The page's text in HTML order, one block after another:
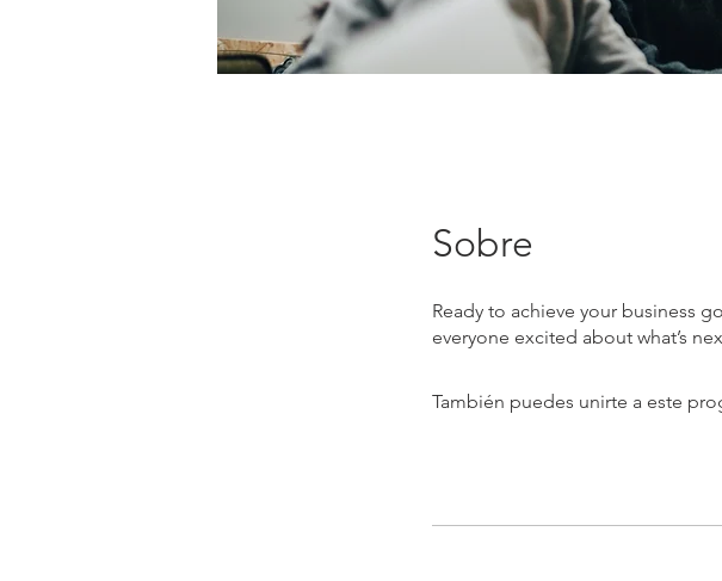
Sobre
Ready to achieve your business
También puedes unirte a este